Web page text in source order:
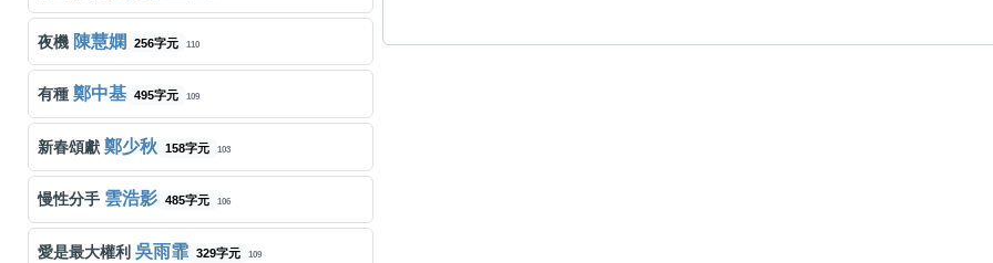
夜機 陳慧嫻 256字元 110
有種 鄭中基 495字元 109
新春頌獻 鄭少秋 158字元 103
慢性分手 雲浩影 485字元 106
愛是最大權利 吳雨霏 329字元 109